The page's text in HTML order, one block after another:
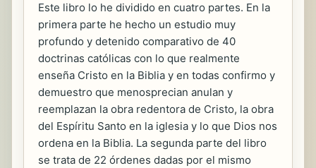
Este libro lo he dividido en cuatro partes. En la
primera parte he hecho un estudio muy
profundo y detenido comparativo de 40
doctrinas católicas con lo que realmente
enseña Cristo en la Biblia y en todas confirmo y
demuestro que menosprecian anulan y
reemplazan la obra redentora de Cristo, la obra
del Espíritu Santo en la iglesia y lo que Dios nos
ordena en la Biblia. La segunda parte del libro
se trata de 22 órdenes dadas por el mismo